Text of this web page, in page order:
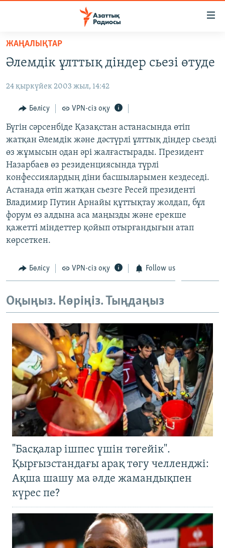
Skip
main
Skip
Navigation
Skip
to
Search
САЯСАТ
AZATTYQTV
ҚАҢТАР ОҚИҒАСЫ
АДАМ ҚҰҚЫҚТАРЫ
ӘЛЕУМЕТ
ӘЛЕМ
АРНАЙЫ ЖОБАЛАР
Русский
ЖАЗЫЛЫҢЫЗ
Басқа тілдерде
ЖАҢАЛЫҚТАР
Әлемдік ұлттық діндер сьезі өтуде
24 қыркүйек 2003 жыл, 14:42
Бөлісу VPN-сіз оқу
Бүгін сәрсенбіде Қазақстан астанасында өтіп
жатқан Әлемдік және дәстүрлі ұлттық діндер сьезді
өз жұмысын одан әрі жалғастырады. Президент
Назарбаев өз резиденциясында түрлі
конфессиялардың діни басшыларымен кездеседі.
Астанада өтіп жатқан сьезге Ресей президенті
Владимир Путин Арнайы құттықтау жолдап, бұл
форум өз алдына аса маңызды және ерекше
қажетті міндеттер қойып отырғандығын атап
көрсеткен.
Бөлісу VPN-сіз оқу Follow us
Оқыңыз. Көріңіз. Тыңдаңыз
"Басқалар ішпес үшін төгейік".
Қырғызстандағы арақ төгу челленджі:
Ақша шашу ма әлде жамандықпен
күрес пе?